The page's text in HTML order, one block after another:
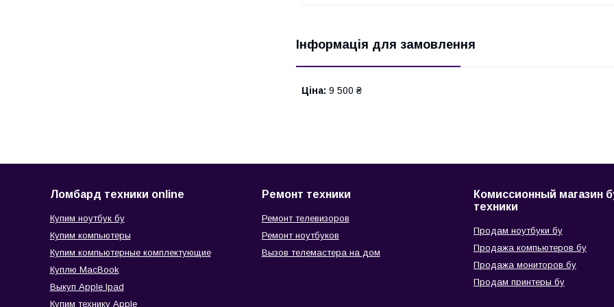
Інформація для замовлення
Ціна: 9 500 ₴
Ломбард техники online
Купим ноутбук бу
Купим компьютеры
Купим компьютерные комплектующие
Куплю MacBook
Выкуп Apple Ipad
Купим технику Apple
Ремонт техники
Ремонт телевизоров
Ремонт ноутбуков
Вызов телемастера на дом
Комиссионный магазин
техники
Продам ноутбуки бу
Продажа компьютеров бу
Продажа мониторов бу
Продам принтеры бу